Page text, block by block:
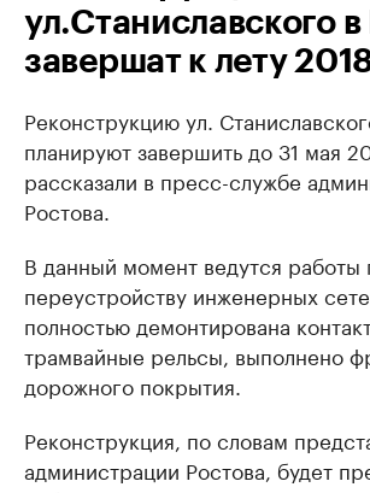
ул.Станиславского в
завершат к лету
Реконструкцию ул.
планируют завершить до 31 мая
рассказали в пресс-службе
Ростова.
В данный момент ведутся работы
переустройству инженерных
полностью демонтирована
трамвайные рельсы, выполнено
дорожного покрытия.
Реконструкция, по словам
администрации Ростова, будет